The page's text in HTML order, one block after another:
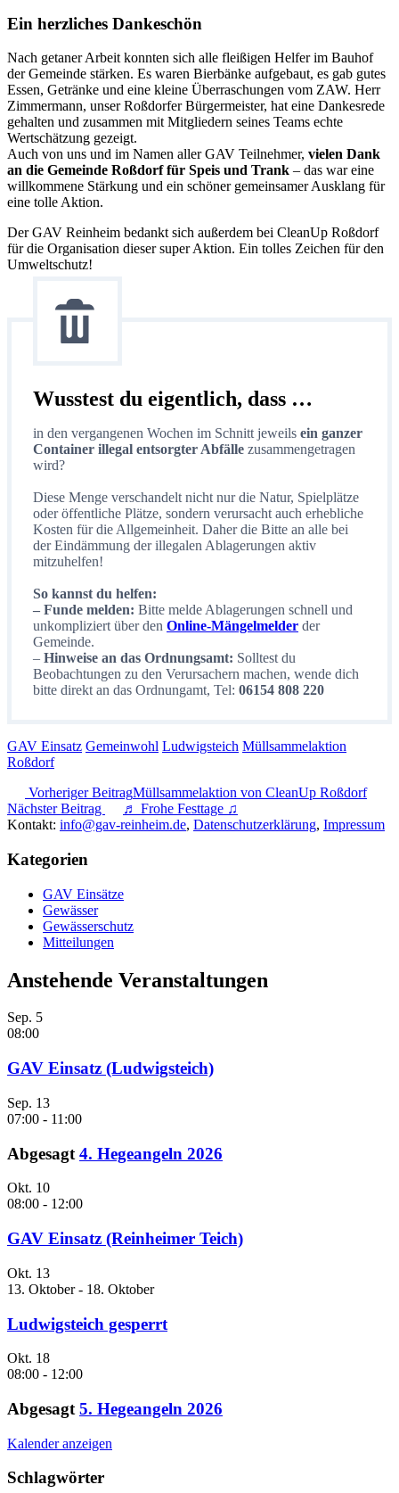
Ein herzliches Dankeschön
Nach getaner Arbeit konnten sich alle fleißigen Helfer im Bauhof
der Gemeinde stärken. Es waren Bierbänke aufgebaut, es gab gutes
Essen, Getränke und eine kleine Überraschungen vom ZAW. Herr
Zimmermann, unser Roßdorfer Bürgermeister, hat eine Dankesrede
gehalten und zusammen mit Mitgliedern seines Teams echte
Wertschätzung gezeigt.
Auch von uns und im Namen aller GAV Teilnehmer, vielen Dank
an die Gemeinde Roßdorf für Speis und Trank – das war eine
willkommene Stärkung und ein schöner gemeinsamer Ausklang für
eine tolle Aktion.
Der GAV Reinheim bedankt sich außerdem bei CleanUp Roßdorf
für die Organisation dieser super Aktion. Ein tolles Zeichen für den
Umweltschutz!
Wusstest du eigentlich, dass …
in den vergangenen Wochen im Schnitt jeweils ein ganzer
Container illegal entsorgter Abfälle zusammengetragen
wird?
Diese Menge verschandelt nicht nur die Natur, Spielplätze
oder öffentliche Plätze, sondern verursacht auch erhebliche
Kosten für die Allgemeinheit. Daher die Bitte an alle bei
der Eindämmung der illegalen Ablagerungen aktiv
mitzuhelfen!
So kannst du helfen:
– Funde melden: Bitte melde Ablagerungen schnell und
unkompliziert über den Online-Mängelmelder der
Gemeinde.
– Hinweise an das Ordnungsamt: Solltest du
Beobachtungen zu den Verursachern machen, wende dich
bitte direkt an das Ordnungamt, Tel: 06154 808 220
GAV Einsatz Gemeinwohl Ludwigsteich Müllsammelaktion
Roßdorf
Vorheriger BeitragMüllsammelaktion von CleanUp Roßdorf
Nächster Beitrag
♬ Frohe Festtage ♫
Kontakt: info@gav-reinheim.de, Datenschutzerklärung, Impressum
Kategorien
GAV Einsätze
Gewässer
Gewässerschutz
Mitteilungen
Anstehende Veranstaltungen
Sep. 5
08:00
GAV Einsatz (Ludwigsteich)
Sep. 13
07:00 - 11:00
Abgesagt 4. Hegeangeln 2026
Okt. 10
08:00 - 12:00
GAV Einsatz (Reinheimer Teich)
Okt. 13
13. Oktober- 18. Oktober
Ludwigsteich gesperrt
Okt. 18
08:00 - 12:00
Abgesagt 5. Hegeangeln 2026
Kalender anzeigen
Schlagwörter